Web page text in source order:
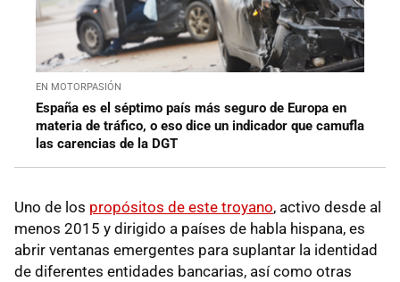
EN MOTORPASIÓN
España es el séptimo país más seguro de Europa en
materia de tráfico, o eso dice un indicador que camufla
las carencias de la DGT
Uno de los propósitos de este troyano, activo desde al
menos 2015 y dirigido a países de habla hispana, es
abrir ventanas emergentes para suplantar la identidad
de diferentes entidades bancarias, así como otras